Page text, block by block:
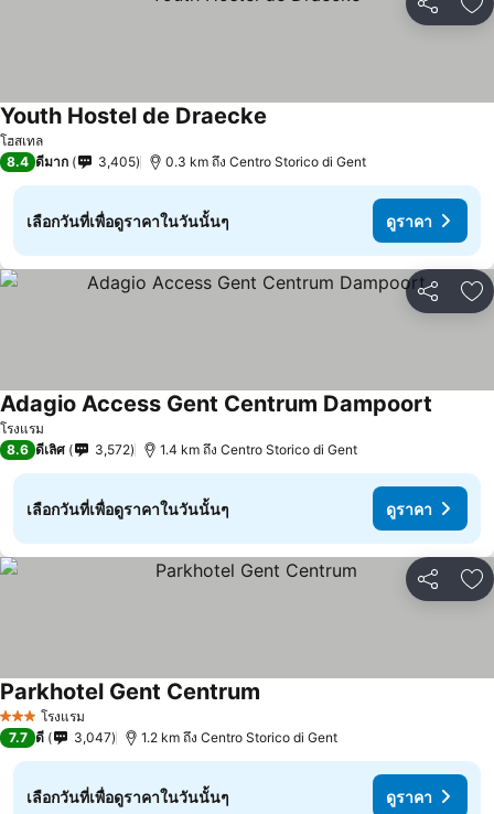
แชร์ เ
โฮสเทล
Youth Hostel de Draecke
8.4 ดีมาก 3,405 0.3 km ถึง Centro Storico di Gent
เลือกวันที่เพื่อดูราคาในวันนั้นๆ ดูราคา
แชร์ เ
โรงแรม
Adagio Access Gent Centrum Dampoort
8.6 ดีเลิศ 3,572 1.4 km ถึง Centro Storico di Gent
เลือกวันที่เพื่อดูราคาในวันนั้นๆ ดูราคา
แชร์ เ
3 ดาว โรงแรม
Parkhotel Gent Centrum
7.7 ดี 3,047 1.2 km ถึง Centro Storico di Gent
เลือกวันที่เพื่อดูราคาในวันนั้นๆ ดูราคา